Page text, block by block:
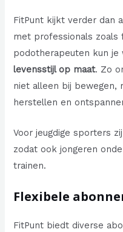
FitPunt kijkt verder dan
met professionals zoals
podotherapeuten kun je
levensstijl op maat. Zo
niet alleen bij bewegen,
herstellen en
Voor jeugdige sporters
zodat ook jongeren
trainen.
Flexibele
FitPunt biedt diverse